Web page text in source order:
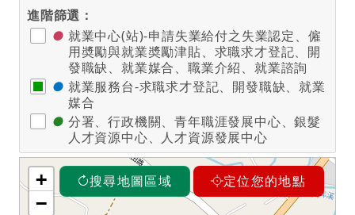
進階篩選：
● 就業中心(站)-申請失業給付之失業認定、僱
用奬勵與就業奬勵津貼、求職求才登記、開
發職缺、就業媒合、職業介紹、就業諮詢
● 就業服務台-求職求才登記、開發職缺、就業
媒合
● 分署、行政機關、青年職涯發展中心、銀髮
人才資源中心、人才資源發展中心
搜尋地圖區域 定位您的地點
+
−